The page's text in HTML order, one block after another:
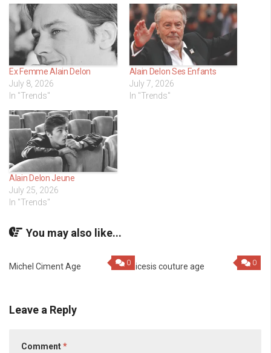
Ex Femme Alain Delon
July 8, 2026
In "Trends"
Alain Delon Ses Enfants
July 7, 2026
In "Trends"
Alain Delon Jeune
July 25, 2026
In "Trends"
You may also like...
0
Michel Ciment Age 0
icesis couture age
Leave a Reply
Comment*